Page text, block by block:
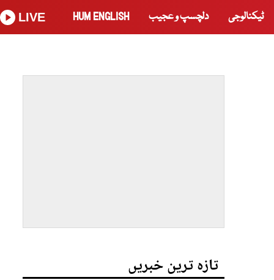
ٹیکنالوجی دلچسپ و عجیب HUM ENGLISH
LIVE
تازہ ترین خبریں